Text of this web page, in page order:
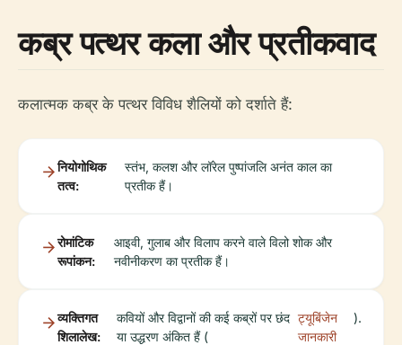
कब्र पत्थर कला और प्रतीकवाद
कलात्मक कब्र के पत्थर विविध शैलियों को दर्शाते हैं:
नियोगोथिक
तत्व:
स्तंभ, कलश और लॉरेल पुष्पांजलि अनंत काल का
प्रतीक हैं।
रोमांटिक
रूपांकन:
आइवी, गुलाब और विलाप करने वाले विलो शोक और
नवीनीकरण का प्रतीक हैं।
व्यक्तिगत
शिलालेख:
कवियों और विद्वानों की कई कब्रों पर छंद
या उद्धरण अंकित हैं (
ट्यूबिंजेन
जानकारी
).